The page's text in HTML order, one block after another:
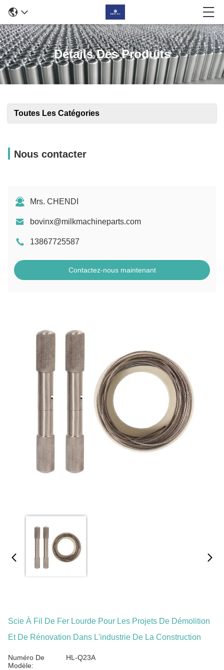
Détails Des Produits
Toutes Les Catégories
Nous contacter
Mrs. CHENDI
bovinx@milkmachineparts.com
13867725587
Contactez-nous maintenant
Scie À Fil De Fer Lourde Pour Les Projets De Démolition
Et De Rénovation Dans L'industrie De La Construction
Numéro De
Modèle:
HL-Q23A